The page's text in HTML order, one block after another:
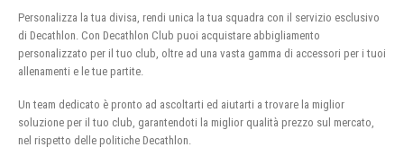
Personalizza la tua divisa, rendi unica la tua squadra con il servizio esclusivo
di Decathlon. Con Decathlon Club puoi acquistare abbigliamento
personalizzato per il tuo club, oltre ad una vasta gamma di accessori per i tuoi
allenamenti e le tue partite.
Un team dedicato è pronto ad ascoltarti ed aiutarti a trovare la miglior
soluzione per il tuo club, garantendoti la miglior qualità prezzo sul mercato,
nel rispetto delle politiche Decathlon.